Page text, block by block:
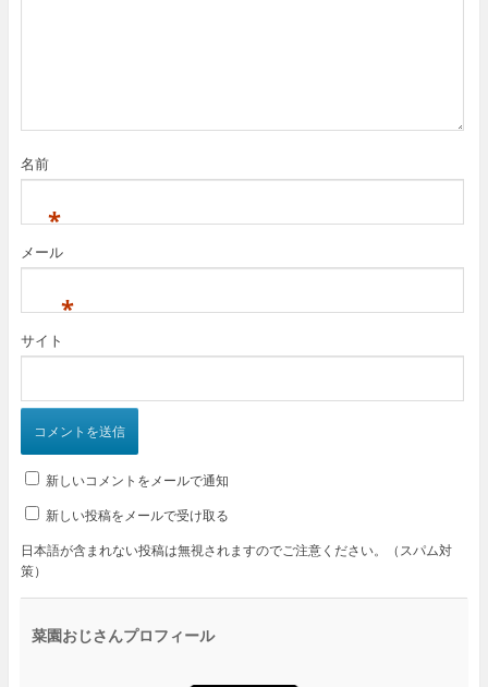
名前
*
メール
*
サイト
新しいコメントをメールで通知
新しい投稿をメールで受け取る
日本語が含まれない投稿は無視されますのでご注意ください。（スパム対
策）
菜園おじさんプロフィール